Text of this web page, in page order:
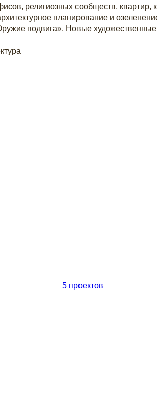
религиозных сообществ,
планирование и
подвига». Новые
5 проектов